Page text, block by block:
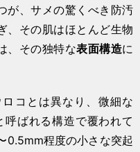
が、サメの驚くべき防汚
、その肌はほとんど生物
、その独特な表面構造に
コとは異なり、微細な
呼ばれる構造で覆われて
0.5mm程度の小さな突起